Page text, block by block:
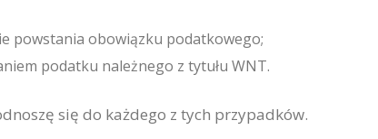
powstania obowiązku podatkowego;
podatku należnego z tytułu WNT.
się do każdego z tych przypadków.